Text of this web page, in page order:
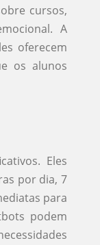
cursos,
A
oferecem
os alunos
Eles
por dia, 7
para
podem